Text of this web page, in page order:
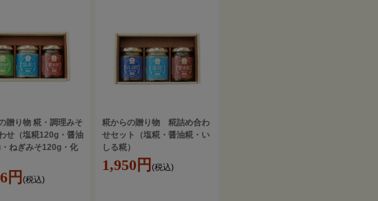
贈り物 糀・調理みそ
せ（塩糀120g・醤油
ねぎみそ120g・化
円 (税込)
糀からの贈り物 糀詰め合わ
せセット（塩糀・醤油糀・い
しる糀）
1,950円 (税込)